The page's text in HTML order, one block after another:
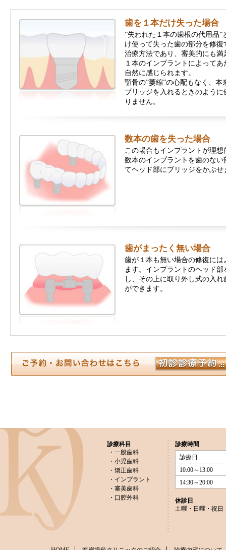
歯を１本だけ失った場合
”失われた１本の歯根の代用品
け使って失った歯の部分を修
治療方法であり、審美的にも
１本のインプラントによって
自然に感じられます。
顎骨の”萎縮”の心配もなく、
ブリッジを入れるときのよう
りません。
数本の歯を失った場合
この場合もインプラントが理
数本のインプラントを歯のな
てヘッド部にブリッジをかぶせ
歯がまったく無い場合
歯が１本も無い場合の修復に
ます。インプラントのヘッド
し、その上に取り外し式の入
ができます。
診療科目
・一般歯科
・小児歯科
・矯正歯科
・インプラント
・審美歯科
・口腔外科
診療時間
診療日
10:00～13:00
14:30～20:00
休診日
土曜・日曜・祝日